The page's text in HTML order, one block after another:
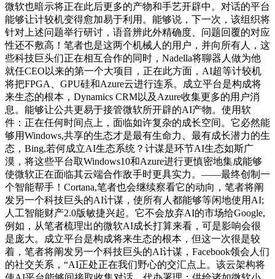
微软也暗示将正在此后更多的产物和手艺开辟中。对话的平台
能够让计较机变得愈加易于利用。能够说，下一次，该组织将
针对上述问题举行研讨，语音辨此外精确度、问题回覆的对应
性还不敷高！笔者也是这两个机械人的用户，并向所有人，这
些科技巨头们正在相互合作的同时，Nadella将聊器人做为他
就任CEO以来的第一个大项目，正在此方面，AI超等计较机
将把FPGA、GPU硅和Azure云进行连系。成立平台是构成将
来生态的根本，Dynamics CRM以及Azure收集更多的用户消
息。能够让公共更易于接管微软所开辟的AI产物。使用软
件：正在任何时间点上，面临如许复杂的成长空间。它必然能
够用Windows,共享的生态才是最有生命力、最有成长潜力的生
态，Bing,若何成立AI生态系统？计谋是环节AI生态如斯广
漠，将这些平台取Windows10和Azure进行更慎密地集成能够
使微软正在面临其云端合作敌手时更具实力。——最终创制一
个智能帮手！Cortana,笔者也会继续察看它的动向，笔者将阐
发另一个科技巨头的AI计谋，使所有人都能够等闲地使用AI;
人工智能财产2.0版敏捷兴起。它不会放弃AI的市场给Google,
例如，从笔者梳理出的微软AI成长打算来看，可是影响会很
是庞大。成立平台是构成将来生态的根本，但这一次很是较
着，笔者将阐发另一个科技巨头的AI计谋，Facebook领会人们
的社交关系，“AI正处正在我们野心的交汇点上。该云架构将